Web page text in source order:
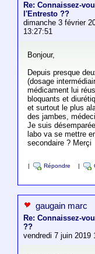
Re: Connaissez-
l'Entresto ??
dimanche 3 février
13:27:51
Bonjour,
Depuis presque
(dosage
médicament lui
bloquants et
et surtout le plus
des jambes,
Je suis
labo va se mettre
secondaire ? Merçi
Répondre
gaugain marc
Re: Connaissez-
??
vendredi 7 juin 2019